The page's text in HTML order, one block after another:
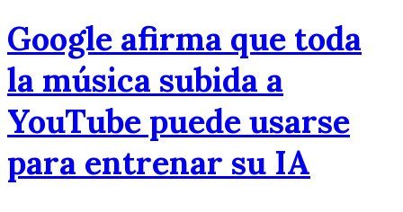
Google afirma que toda
la música subida a
YouTube puede usarse
para entrenar su IA